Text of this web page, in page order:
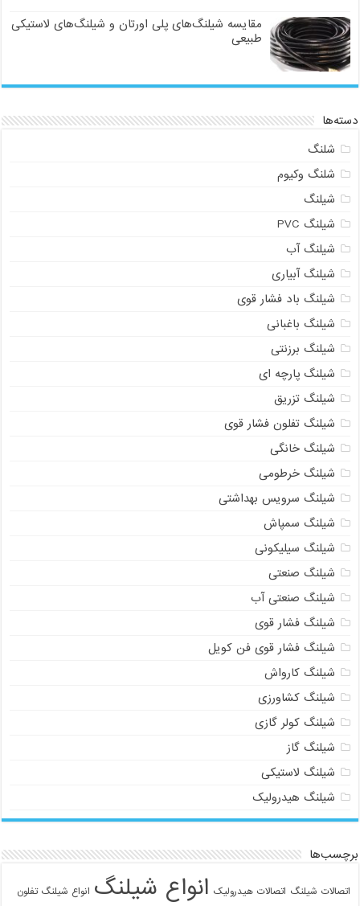
مقایسه شیلنگ‌های پلی اورتان و شیلنگ‌های لاستیکی
طبیعی
دسته‌ها
شلنگ
شلنگ وکیوم
شیلنگ
شیلنگ PVC
شیلنگ آب
شیلنگ آبیاری
شیلنگ باد فشار قوی
شیلنگ باغبانی
شیلنگ برزنتی
شیلنگ پارچه‌ ای
شیلنگ تزریق
شیلنگ تفلون فشار قوی
شیلنگ خانگی
شیلنگ خرطومی
شیلنگ سرویس بهداشتی
شیلنگ سمپاش
شیلنگ سیلیکونی
شیلنگ صنعتی
شیلنگ صنعتی آب
شیلنگ فشار قوی
شیلنگ فشار قوی فن کویل
شیلنگ کارواش
شیلنگ کشاورزی
شیلنگ کولر گازی
شیلنگ گاز
شیلنگ لاستیکی
شیلنگ هیدرولیک
برچسب‌ها
اتصالات شیلنگ اتصالات هیدرولیک انواع شیلنگ انواع شیلنگ تفلون